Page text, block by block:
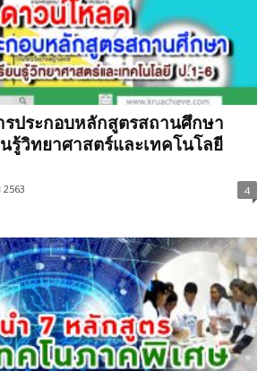
รประกอบหลักสูตรสถานศึกษา
รู้วิทยาศาสตร์และเทคโนโลยี
4